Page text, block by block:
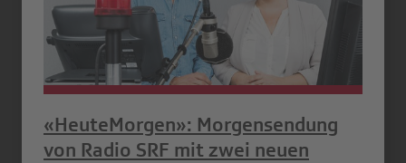
«HeuteMorgen»: Morgensendung
von Radio SRF mit zwei neuen